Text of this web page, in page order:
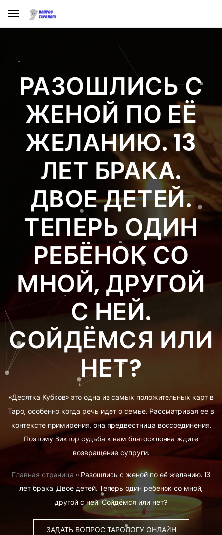
РАЗОШЛИСЬ С
ЖЕНОЙ ПО ЕЁ
ЖЕЛАНИЮ. 13
ЛЕТ БРАКА.
ДВОЕ ДЕТЕЙ.
ТЕПЕРЬ ОДИН
РЕБЁНОК СО
МНОЙ, ДРУГОЙ
С НЕЙ.
СОЙДЁМСЯ ИЛИ
НЕТ?
«Десятка Кубков» это одна из самых положительных карт в
Таро, особенно когда речь идет о семье. Рассматривая ее в
контексте примирения, она предвестница воссоединения.
Поэтому Виктор судьба к вам благосклонна ждите
возвращение супруги.
Главная страница » Разошлись с женой по её желанию. 13
лет брака. Двое детей. Теперь один ребёнок со мной,
другой с ней. Сойдёмся или нет?
ЗАДАТЬ ВОПРОС ТАРОЛОГУ ОНЛАЙН